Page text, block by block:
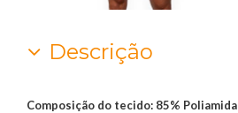
Descrição
Composição do tecido: 85% Poliamida